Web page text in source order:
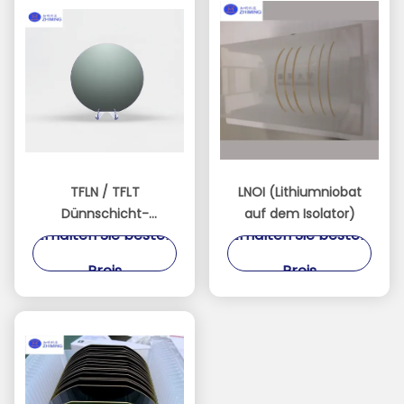
TFLN / TFLT
Dünnschicht-
photonische
Materialien auf Isolator
Erhalten Sie besten
Preis
LNOI (Lithiumniobat
auf dem Isolator)
Erhalten Sie besten
Preis